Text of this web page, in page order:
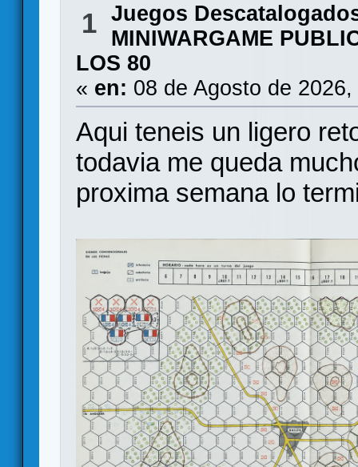
1 Juegos
MINIWARGAME
LOS 80
« en: 08 de Agosto de
Aqui teneis un ligero
todavia me queda
proxima semana lo